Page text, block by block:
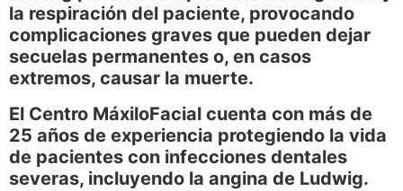
la respiración del paciente, provocando
complicaciones graves que pueden dejar
secuelas permanentes o, en casos
extremos, causar la muerte.
El Centro MáxiloFacial cuenta con más de
25 años de experiencia protegiendo la vida
de pacientes con infecciones dentales
severas, incluyendo la angina de Ludwig.